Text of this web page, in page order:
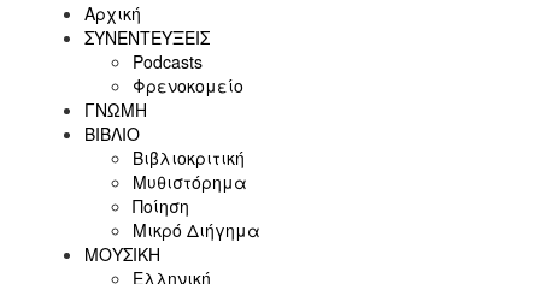
Αρχική
ΣΥΝΕΝΤΕΥΞΕΙΣ
Podcasts
Φρενοκομείο
ΓΝΩΜΗ
ΒΙΒΛΙΟ
Βιβλιοκριτική
Μυθιστόρημα
Ποίηση
Μικρό Διήγημα
ΜΟΥΣΙΚΗ
Ελληνική